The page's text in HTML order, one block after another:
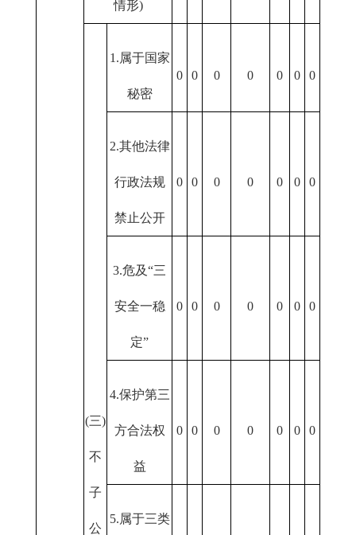
情形)
(三)
不
子
公
1.属于国家
秘密
0 0 0 0 0 0 0
2.其他法律
行政法规
禁止公开
0 0 0 0 0 0 0
3.危及“三
安全一稳
定”
0 0 0 0 0 0 0
4.保护第三
方合法权
益
0 0 0 0 0 0 0
5.属于三类